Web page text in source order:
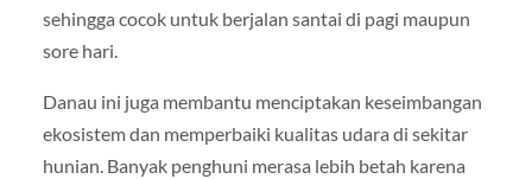
sehingga cocok untuk berjalan santai di pagi maupun
sore hari.
Danau ini juga membantu menciptakan keseimbangan
ekosistem dan memperbaiki kualitas udara di sekitar
hunian. Banyak penghuni merasa lebih betah karena